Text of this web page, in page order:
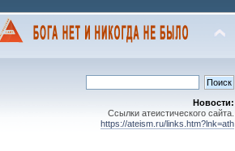
Новости:
Ссылки атеистического сайта.
https://ateism.ru/links.htm?lnk=ath